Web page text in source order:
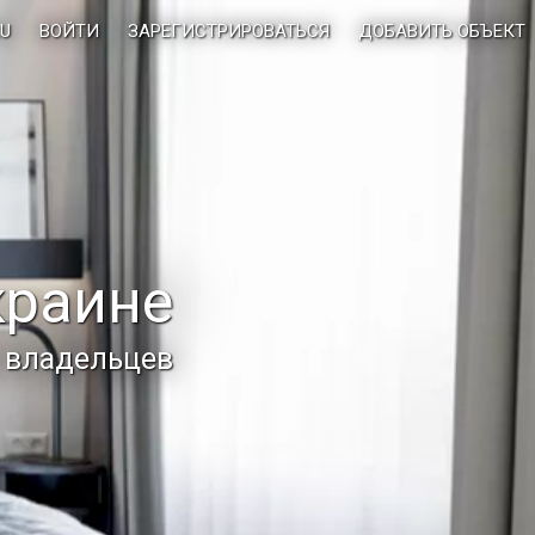
ВОЙТИ ЗАРЕГИСТРИРОВАТЬСЯ ДОБАВИТЬ ОБЪЕКТ